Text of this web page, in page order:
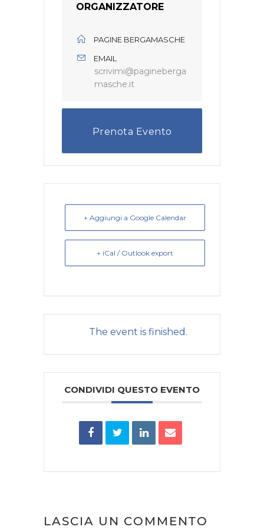
ORGANIZZATORE
PAGINE BERGAMASCHE
EMAIL
scrivimi@pagineberga
masche.it
Prenota Evento
+ Aggiungi a Google Calendar
+ iCal / Outlook export
The event is finished.
CONDIVIDI QUESTO EVENTO
LASCIA UN COMMENTO